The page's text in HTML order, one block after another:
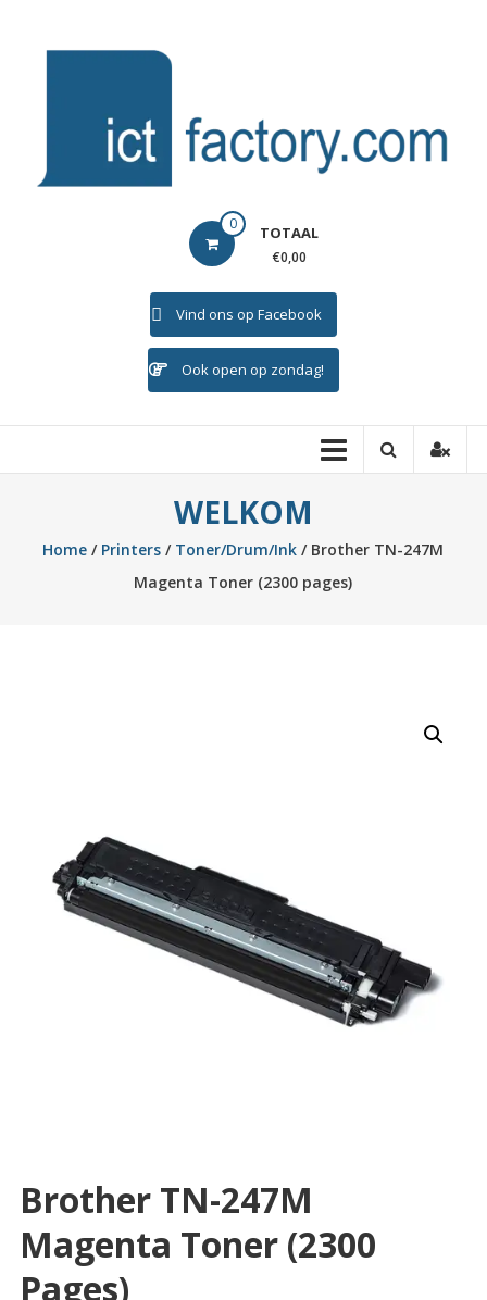
ICTFACTORY 0 TOTAAL
€0,00
Vind ons op Facebook
Ook open op zondag!
WELKOM
Home / Printers / Toner/Drum/Ink / Brother TN-247M
Magenta Toner (2300 pages)
Brother TN-247M
Magenta Toner (2300
Pages)